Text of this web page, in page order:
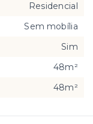
Residencial
Sem mobília
Sim
48m²
48m²